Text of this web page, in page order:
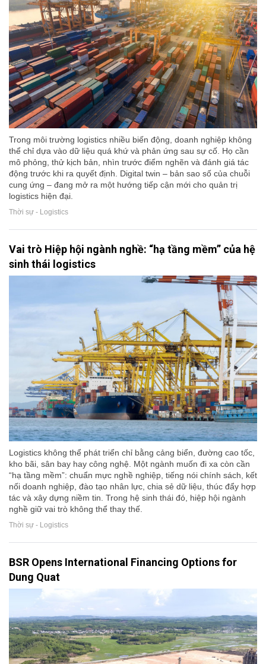
Trong môi trường logistics nhiều biến động, doanh nghiệp không
thể chỉ dựa vào dữ liệu quá khứ và phản ứng sau sự cố. Họ cần
mô phỏng, thử kịch bản, nhìn trước điểm nghẽn và đánh giá tác
động trước khi ra quyết định. Digital twin – bản sao số của chuỗi
cung ứng – đang mở ra một hướng tiếp cận mới cho quản trị
logistics hiện đại.
Thời sự - Logistics
Vai trò Hiệp hội ngành nghề: “hạ tầng mềm” của hệ
sinh thái logistics
Logistics không thể phát triển chỉ bằng cảng biển, đường cao tốc,
kho bãi, sân bay hay công nghệ. Một ngành muốn đi xa còn cần
“hạ tầng mềm”: chuẩn mực nghề nghiệp, tiếng nói chính sách, kết
nối doanh nghiệp, đào tạo nhân lực, chia sẻ dữ liệu, thúc đẩy hợp
tác và xây dựng niềm tin. Trong hệ sinh thái đó, hiệp hội ngành
nghề giữ vai trò không thể thay thế.
Thời sự - Logistics
BSR Opens International Financing Options for
Dung Quat